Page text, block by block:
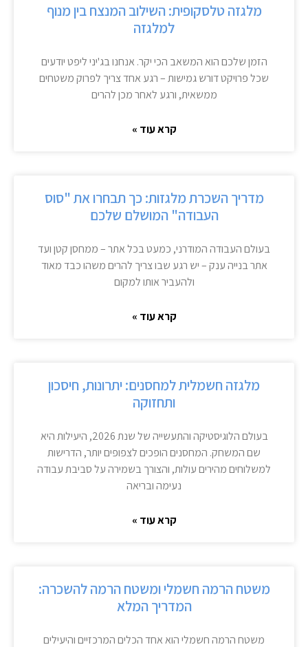
מלגזה טלסקופית: השילוב המנצח בין מנוף
למלגזה
הזמן שלכם הוא המשאב הכי יקר. אנחנו בג'יני ליפט יודעים
שכל פרויקט דורש גמישות – רגע אחד צריך לפרוק משטחים
ממשאית, ורגע לאחר מכן להרים
קרא עוד »
מדריך השכרת מלגזות: כך תבחרו את "סוס
העבודה" המושלם שלכם
בעולם העבודה המודרני, כמעט בכל אתר – ממחסן קטן ועד
אתר בנייה ענק – יש רגע שבו צריך להרים משהו כבד מאוד
ולהעביר אותו למקום
קרא עוד »
מלגזה חשמלית למחסנים: יתרונות, חיסכון
ותחזוקה
בעולם הלוגיסטיקה והתעשייה של שנת 2026, היעילות היא
שם המשחק. המחסנים הופכים לצפופים יותר, הדרישות
למשלוחים מהירים עולות, והצורך בשמירה על סביבת עבודה
נעימה ובריאה
קרא עוד »
משטח הרמה חשמלי ומשטח הרמה להשכרה:
המדריך המלא
משטח הרמה חשמלי הוא אחד הכלים המרכזיים והיעילים